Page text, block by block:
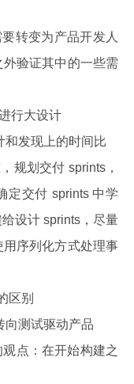
转变为产品开发人
验证其中的一些需
行大设计
和发现上的时间比
规划交付 sprints，
定交付 sprints 中学
设计 sprints，尽量
序列化方式处理事
区别
向测试驱动产品
观点：在开始构建之